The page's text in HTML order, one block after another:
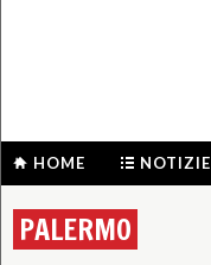
HOME NOTIZIE
PALERMO